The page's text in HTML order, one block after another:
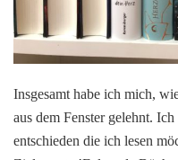
Insgesamt habe ich mich,
aus dem Fenster gelehnt.
entschieden die ich lesen